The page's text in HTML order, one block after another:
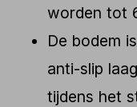
worden tot
De bodem
anti-slip
tijdens het